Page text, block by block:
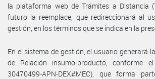
la plataforma web de Trámites a Distancia
futuro la reemplace, que redireccionará al
gestión, en los términos que se indica en la
En el sistema de gestión, el usuario generará
de Relación insumo-producto, conforme
30470499-APN-DEX#MEC), que forma